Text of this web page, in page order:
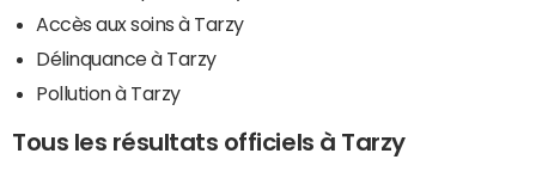
Accès aux soins à Tarzy
Délinquance à Tarzy
Pollution à Tarzy
Tous les résultats officiels à Tarzy